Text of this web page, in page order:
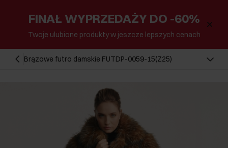
FINAŁ WYPRZEDAŻY DO -60%
Twoje ulubione produkty w jeszcze lepszych cenach
Brązowe futro damskie FUTDP-0059-15(Z25)